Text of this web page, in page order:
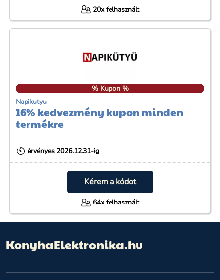
20x felhasznált
% Kupon %
Napikutyu
16% kedvezmény kupon minden
termékre
érvényes 2026.12.31-ig
Kérem a kódot
64x felhasznált
KonyhaElektronika.hu